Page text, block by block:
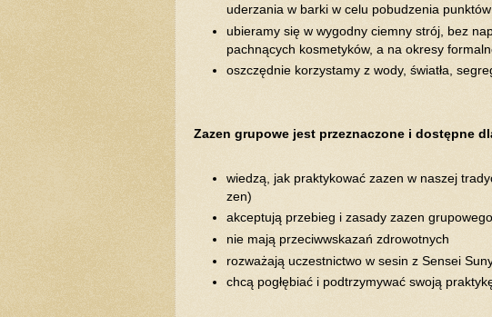
uderzania w barki w celu pobudzenia
ubieramy się w wygodny ciemny strój, bez
pachnących kosmetyków, a na okresy
oszczędnie korzystamy z wody, światła,
Zazen grupowe jest przeznaczone i dostępne
wiedzą, jak praktykować zazen w naszej
zen)
akceptują przebieg i zasady zazen
nie mają przeciwwskazań zdrowotnych
rozważają uczestnictwo w sesin z Sensei
chcą pogłębiać i podtrzymywać swoją